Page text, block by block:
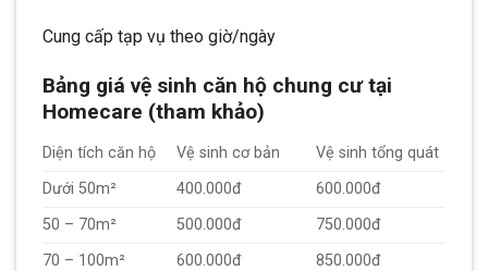
Cung cấp tạp vụ theo giờ/ngày
Bảng giá vệ sinh căn hộ chung cư tại
Homecare (tham khảo)
Diện tích căn hộ Vệ sinh cơ bản
Vệ sinh tổng quát
Dưới 50m²
400.000đ
600.000đ
50 – 70m²
500.000đ
750.000đ
70 – 100m²
600.000đ
850.000đ